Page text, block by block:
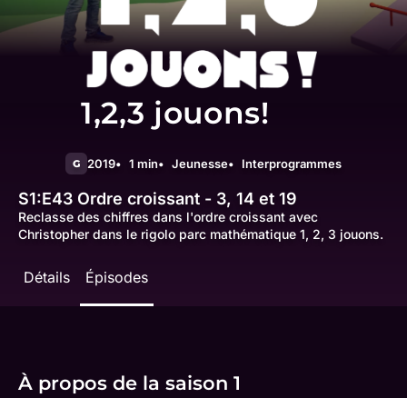
1,2,3 jouons!
G 2019 1 min Jeunesse Interprogrammes
S1:E43 Ordre croissant - 3, 14 et 19
Reclasse des chiffres dans l'ordre croissant avec
Christopher dans le rigolo parc mathématique 1, 2, 3 jouons.
Détails Épisodes
À propos de la saison 1